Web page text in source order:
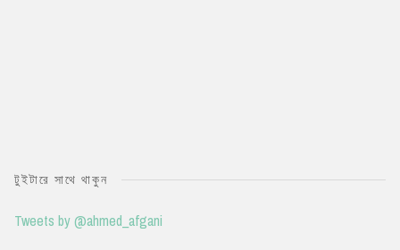
টুইটারে সাথে থাকুন
Tweets by @ahmed_afgani